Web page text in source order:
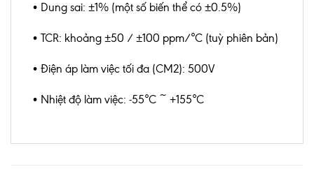
• Dung sai: ±1% (một số biến thể có ±0.5%)
• TCR: khoảng ±50 / ±100 ppm/°C (tuỳ phiên bản)
• Điện áp làm việc tối đa (CM2): 500V
• Nhiệt độ làm việc: -55°C ~ +155°C